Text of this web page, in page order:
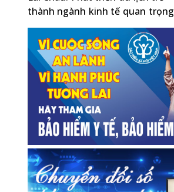
thành ngành kinh tế quan trọng